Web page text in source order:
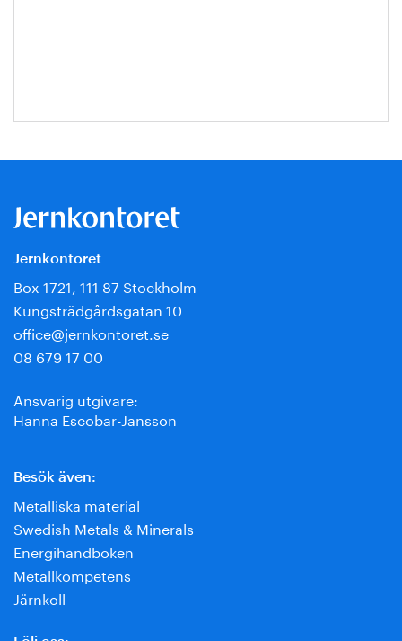
Jernkontoret
Box 1721, 111 87 Stockholm
Kungsträdgårdsgatan 10
office@jernkontoret.se
08 679 17 00
Ansvarig utgivare:
Hanna Escobar-Jansson
Besök även:
Metalliska material
Swedish Metals & Minerals
Energihandboken
Metallkompetens
Järnkoll